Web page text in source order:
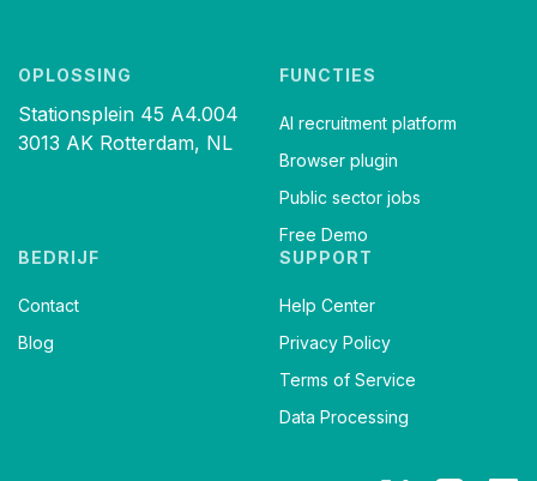
OPLOSSING
Stationsplein 45 A4.004
3013 AK Rotterdam, NL
FUNCTIES
AI recruitment platform
Browser plugin
Public sector jobs
Free Demo
BEDRIJF
Contact
Blog
SUPPORT
Help Center
Privacy Policy
Terms of Service
Data Processing